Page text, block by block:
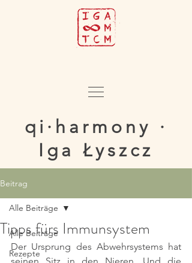
qi·harmony ·
Iga Łyszcz
Beitrag
Alle Beiträge
Rezepte
Alle Beiträge
Tipps fürs Immunsystem
Der Ursprung des Abwehrsystems hat